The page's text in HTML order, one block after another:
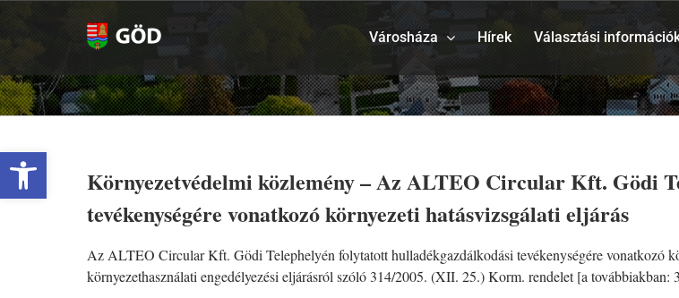
Eszköztár megnyitása
Városháza Hírek Választási
Környezetvédelmi közlemény – Az ALTEO Circular Kft. Gödi
tevékenységére vonatkozó környezeti hatásvizsgálati eljárás
Az ALTEO Circular Kft. Gödi Telephelyén folytatott hulladékgazdálkodási tevékenységére vonatkozó
környezethasználati engedélyezési eljárásról szóló 314/2005. (XII. 25.) Korm. rendelet [a